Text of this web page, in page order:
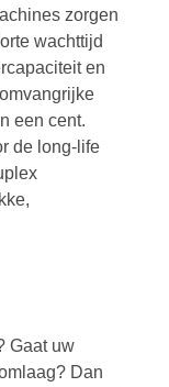
zorgen
wachttijd
en
een cent.
de long-life
Gaat uw
Dan